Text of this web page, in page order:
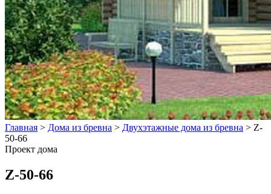
Главная > Дома из бревна > Двухэтажные дома из бревна > Z-
50-66
Проект дома
Z-50-66